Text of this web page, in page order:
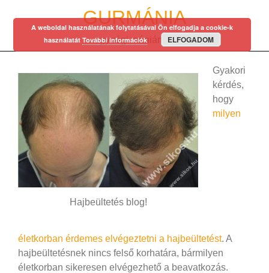
GURMÁNIA
egy régi mániám…
Hajbeültetés blog!
Gyakori
kérdés,
hogy
milyen
életkorban érdemes elvégeztetni a hajbeültetést. A
hajbeültetésnek nincs felső korhatára, bármilyen
életkorban sikeresen elvégezhető a beavatkozás.
A weboldal használatának folytatásával Ön elfogadja a cookie-k
használatát További információk ELFOGADOM